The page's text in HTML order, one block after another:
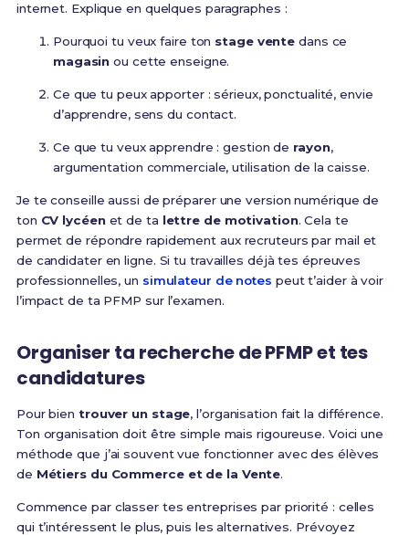
internet. Explique en quelques paragraphes :
Pourquoi tu veux faire ton stage vente dans ce
magasin ou cette enseigne.
Ce que tu peux apporter : sérieux, ponctualité, envie
d’apprendre, sens du contact.
Ce que tu veux apprendre : gestion de rayon,
argumentation commerciale, utilisation de la caisse.
Je te conseille aussi de préparer une version numérique de
ton CV lycéenet de ta lettre de motivation. Cela te
permet de répondre rapidement aux recruteurs par mail et
de candidater en ligne. Si tu travailles déjà tes épreuves
professionnelles, un simulateur de notes peut t’aider à voir
l’impact de ta PFMP sur l’examen.
Organiser ta recherche de PFMP et tes
candidatures
Pour bien trouver un stage, l’organisation fait la différence.
Ton organisation doit être simple mais rigoureuse. Voici une
méthode que j’ai souvent vue fonctionner avec des élèves
de Métiers du Commerce et de la Vente.
Commence par classer tes entreprises par priorité : celles
qui t’intéressent le plus, puis les alternatives. Prévoyez